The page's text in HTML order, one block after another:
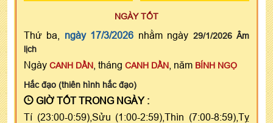
NGÀY TỐT
Thứ ba, ngày 17/3/2026 nhằm ngày 29/1/2026 Âm
lịch
Ngày CANH DẦN , tháng CANH DẦN , năm BÍNH NGỌ
Hắc đạo (thiên hình hắc đạo)
GIỜ TỐT TRONG NGÀY :
Tí (23:00-0:59),Sửu (1:00-2:59),Thìn (7:00-8:59),Tỵ